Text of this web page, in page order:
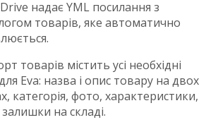
надає YML посилання з
товарів, яке автоматично
товарів містить усі необхідні
Eva: назва і опис товару на двох
категорія, фото, характеристики,
залишки на складі.